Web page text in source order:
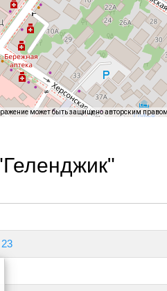
может быть защищено авторским правом